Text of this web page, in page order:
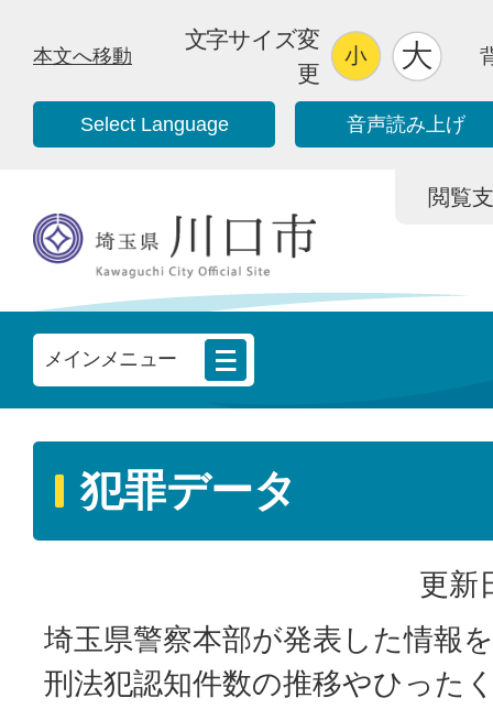
本文へ移動
文字サイズ変
更
Select Language 音声読み上げ
閲覧
メインメニュー
犯罪データ
更新
埼玉県警察本部が発表した情報
刑法犯認知件数の推移やひった